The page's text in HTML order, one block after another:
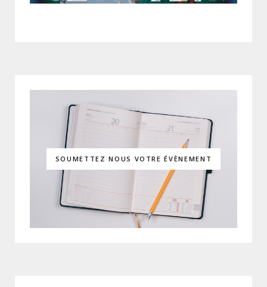
SOUMETTEZ NOUS VOTRE ÉVÈNEMENT